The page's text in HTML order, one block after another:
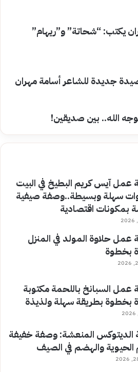
يكتب: “شحاتة” و”ريهام”
جديدة للشاعر أسامة مهران
الله.. بين صديقين!
عمل آيس كريم البطيخ في البيت
سهلة وبسيطة..وصفة صيفية
بمكونات اقتصادية
عمل حلاوة المولد في المنزل
بخطوة
عمل السبانخ باللحمة مكتوبة
بخطوة بطريقة سهلة ولذيذة
المنعشة: وصفة خفيفة
والهضم في الصيف